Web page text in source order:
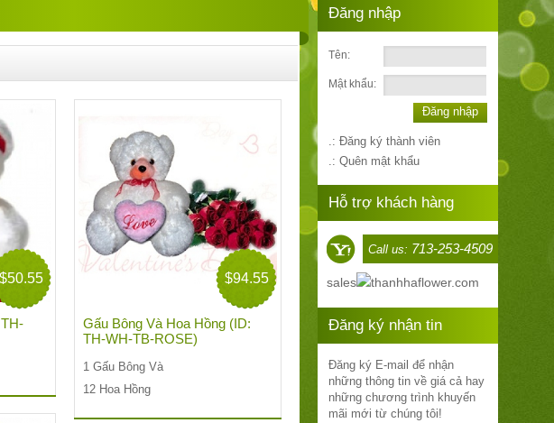
$50.55 $94.55
Gấu Bông Và Hoa Hồng (ID:
TH-WH-TB-ROSE)
1 Gấu Bông Và
12 Hoa Hồng
Đăng nhập
Tên:
Mật khẩu:
Đăng nhập
.: Đăng ký thành viên
.: Quên mật khẩu
Hỗ trợ khách hàng
Call us: 713-253-4509
sales thanhhaflower.com
Đăng ký nhận tin
Đăng ký E-mail để nhận
những thông tin về giá cả hay
những chương trình khuyến
mãi mới từ chúng tôi!